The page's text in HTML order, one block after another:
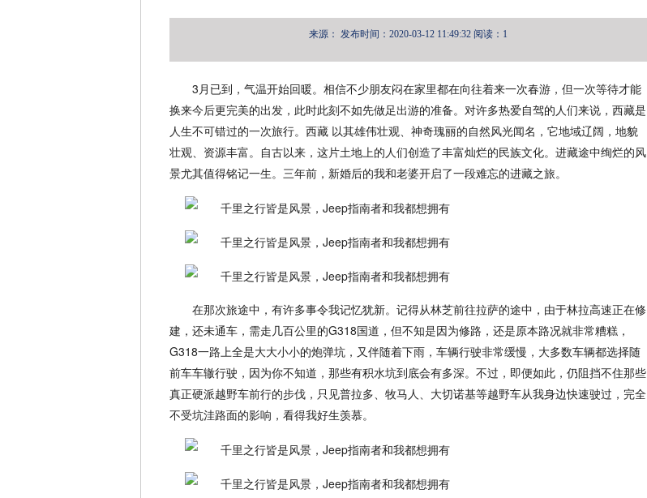
来源： 发布时间：2020-03-12 11:49:32 阅读：1
3月已到，气温开始回暖。相信不少朋友闷在家里都在向往着来一次春游，但一次等待才能
换来今后更完美的出发，此时此刻不如先做足出游的准备。对许多热爱自驾的人们来说，西藏是
人生不可错过的一次旅行。西藏 以其雄伟壮观、神奇瑰丽的自然风光闻名，它地域辽阔，地貌
壮观、资源丰富。自古以来，这片土地上的人们创造了丰富灿烂的民族文化。进藏途中绚烂的风
景尤其值得铭记一生。三年前，新婚后的我和老婆开启了一段难忘的进藏之旅。
在那次旅途中，有许多事令我记忆犹新。记得从林芝前往拉萨的途中，由于林拉高速正在修
建，还未通车，需走几百公里的G318国道，但不知是因为修路，还是原本路况就非常糟糕，
G318一路上全是大大小小的炮弹坑，又伴随着下雨，车辆行驶非常缓慢，大多数车辆都选择随
前车车辙行驶，因为你不知道，那些有积水坑到底会有多深。不过，即便如此，仍阻挡不住那些
真正硬派越野车前行的步伐，只见普拉多、牧马人、大切诺基等越野车从我身边快速驶过，完全
不受坑洼路面的影响，看得我好生羡慕。